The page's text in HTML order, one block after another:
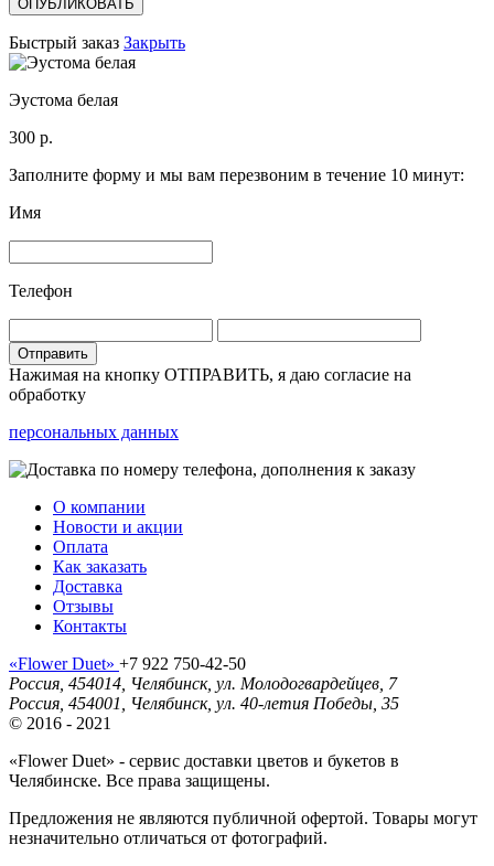
Быстрый заказ Закрыть
Эустома белая
300 р.
Заполните форму и мы вам перезвоним в течение 10 минут:
Имя
Телефон
Отправить
Нажимая на кнопку ОТПРАВИТЬ, я даю согласие на
обработку
персональных данных
О компании
Новости и акции
Оплата
Как заказать
Доставка
Отзывы
Контакты
«Flower Duet» +7 922 750-42-50
Россия 454014 Челябинск, ул. Молодогвардейцев, 7
Россия 454001 Челябинск, ул. 40-летия Победы, 35
© 2016 - 2021
«Flower Duet» - сервис доставки цветов и букетов в
Челябинске. Все права защищены.
Предложения не являются публичной офертой. Товары могут
незначительно отличаться от фотографий.